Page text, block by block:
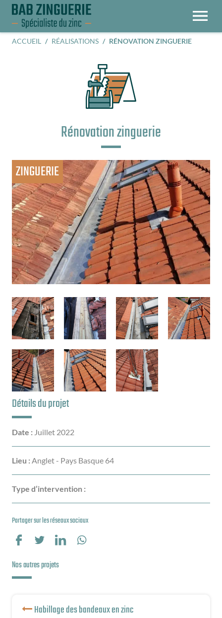
ACCUEIL
RÉALISATIONS RÉNOVATION ZINGUERIE
Rénovation zinguerie
ZINGUERIE
Détails du projet
Date : Juillet 2022
Lieu : Anglet - Pays Basque 64
Type d’intervention :
Partager sur les réseaux sociaux
Nos autres projets
Habillage des bandeaux en zinc